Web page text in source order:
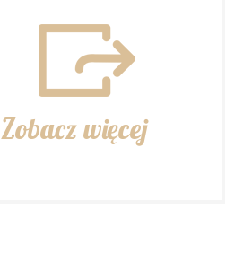
Zobacz więcej